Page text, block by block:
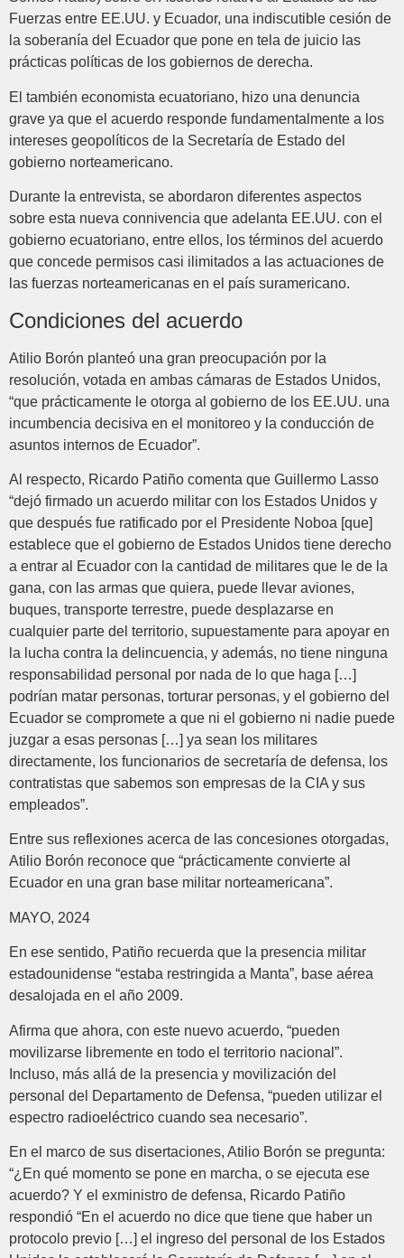
Fuerzas entre EE.UU. y Ecuador, una indiscutible cesión de
la soberanía del Ecuador que pone en tela de juicio las
prácticas políticas de los gobiernos de derecha.
El también economista ecuatoriano, hizo una denuncia
grave ya que el acuerdo responde fundamentalmente a los
intereses geopolíticos de la Secretaría de Estado del
gobierno norteamericano.
Durante la entrevista, se abordaron diferentes aspectos
sobre esta nueva connivencia que adelanta EE.UU. con el
gobierno ecuatoriano, entre ellos, los términos del acuerdo
que concede permisos casi ilimitados a las actuaciones de
las fuerzas norteamericanas en el país suramericano.
Condiciones del acuerdo
Atilio Borón planteó una gran preocupación por la
resolución, votada en ambas cámaras de Estados Unidos,
“que prácticamente le otorga al gobierno de los EE.UU. una
incumbencia decisiva en el monitoreo y la conducción de
asuntos internos de Ecuador”.
Al respecto, Ricardo Patiño comenta que Guillermo Lasso
“dejó firmado un acuerdo militar con los Estados Unidos y
que después fue ratificado por el Presidente Noboa [que]
establece que el gobierno de Estados Unidos tiene derecho
a entrar al Ecuador con la cantidad de militares que le de la
gana, con las armas que quiera, puede llevar aviones,
buques, transporte terrestre, puede desplazarse en
cualquier parte del territorio, supuestamente para apoyar en
la lucha contra la delincuencia, y además, no tiene ninguna
responsabilidad personal por nada de lo que haga […]
podrían matar personas, torturar personas, y el gobierno del
Ecuador se compromete a que ni el gobierno ni nadie puede
juzgar a esas personas […] ya sean los militares
directamente, los funcionarios de secretaría de defensa, los
contratistas que sabemos son empresas de la CIA y sus
empleados”.
Entre sus reflexiones acerca de las concesiones otorgadas,
Atilio Borón reconoce que “prácticamente convierte al
Ecuador en una gran base militar norteamericana”.
MAYO, 2024
En ese sentido, Patiño recuerda que la presencia militar
estadounidense “estaba restringida a Manta”, base aérea
desalojada en el año 2009.
Afirma que ahora, con este nuevo acuerdo, “pueden
movilizarse libremente en todo el territorio nacional”.
Incluso, más allá de la presencia y movilización del
personal del Departamento de Defensa, “pueden utilizar el
espectro radioeléctrico cuando sea necesario”.
En el marco de sus disertaciones, Atilio Borón se pregunta:
“¿En qué momento se pone en marcha, o se ejecuta ese
acuerdo? Y el exministro de defensa, Ricardo Patiño
respondió “En el acuerdo no dice que tiene que haber un
protocolo previo […] el ingreso del personal de los Estados